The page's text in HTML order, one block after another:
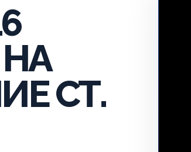
СТ.